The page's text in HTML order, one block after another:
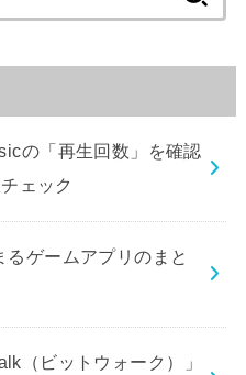
索:
の「再生回数」を確認
ェック
るゲームアプリのまと
（ビットウォーク）」